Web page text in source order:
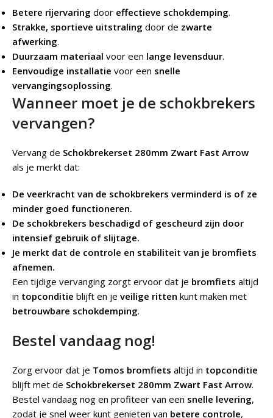
Betere rijervaring door effectieve schokdemping.
Strakke, sportieve uitstraling door de zwarte
afwerking.
Duurzaam materiaal voor een lange levensduur.
Eenvoudige installatie voor een snelle
vervangingsoplossing.
Wanneer moet je de schokbrekers
vervangen?
Vervang de Schokbrekerset 280mm Zwart Fast Arrow
als je merkt dat:
De veerkracht van de schokbrekers verminderd is of ze
minder goed functioneren.
De schokbrekers beschadigd of gescheurd zijn door
intensief gebruik of slijtage.
Je merkt dat de controle en stabiliteit van je bromfiets
afnemen.
Een tijdige vervanging zorgt ervoor dat je bromfiets altijd
in topconditie blijft en je veilige ritten kunt maken met
betrouwbare schokdemping.
Bestel vandaag nog!
Zorg ervoor dat je Tomos bromfiets altijd in topconditie
blijft met de Schokbrekerset 280mm Zwart Fast Arrow.
Bestel vandaag nog en profiteer van een snelle levering,
zodat je snel weer kunt genieten van betere controle,